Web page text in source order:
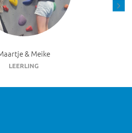
& Meike
LEERLING